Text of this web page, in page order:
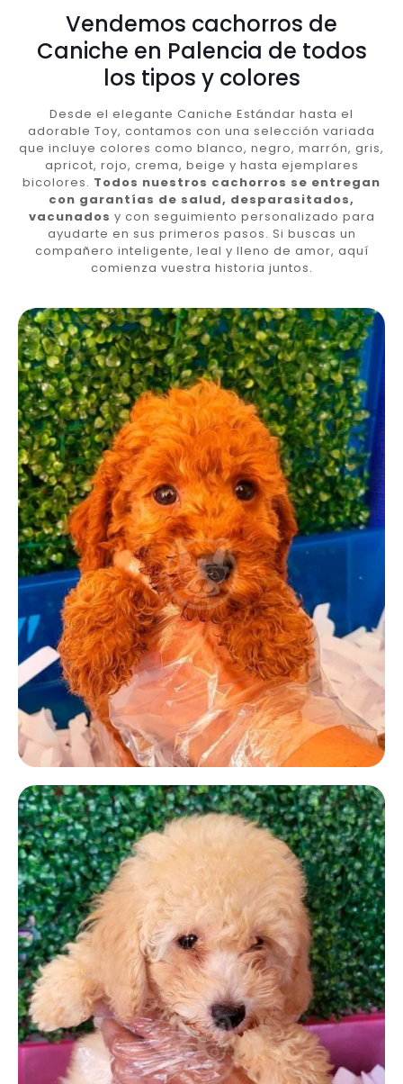
Vendemos cachorros de
Caniche en Palencia de todos
los tipos y colores
Desde el elegante Caniche Estándar hasta el
adorable Toy, contamos con una selección variada
que incluye colores como blanco, negro, marrón, gris,
apricot, rojo, crema, beige y hasta ejemplares
bicolores. Todos nuestros cachorros se entregan
con garantías de salud, desparasitados,
vacunados y con seguimiento personalizado para
ayudarte en sus primeros pasos. Si buscas un
compañero inteligente, leal y lleno de amor, aquí
comienza vuestra historia juntos.